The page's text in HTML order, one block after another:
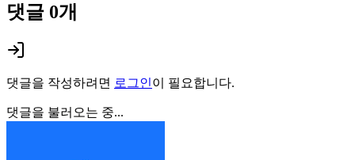
댓글 0개
댓글을 작성하려면 로그인이 필요합니다.
댓글을 불러오는 중...